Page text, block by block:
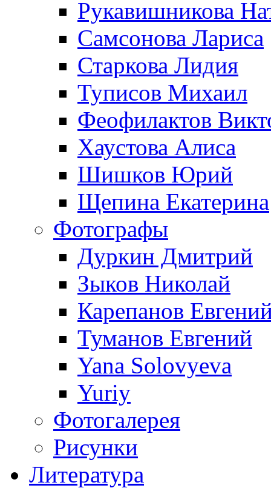
Рукавишникова
Самсонова Лариса
Старкова Лидия
Туписов Михаил
Феофилактов
Хаустова Алиса
Шишков Юрий
Щепина Екатерина
Фотографы
Дуркин Дмитрий
Зыков Николай
Карепанов
Туманов Евгений
Yana Solovyeva
Yuriy
Фотогалерея
Рисунки
Литература